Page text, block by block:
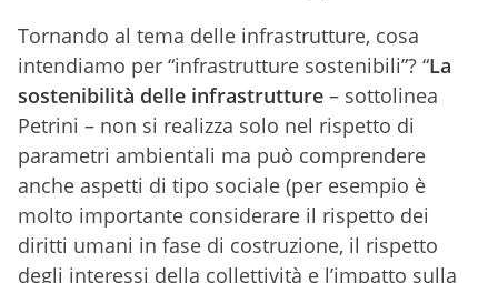
Tornando al tema delle infrastrutture, cosa
intendiamo per “infrastrutture sostenibili”? “La
sostenibilità delle infrastrutture – sottolinea
Petrini – non si realizza solo nel rispetto di
parametri ambientali ma può comprendere
anche aspetti di tipo sociale (per esempio è
molto importante considerare il rispetto dei
diritti umani in fase di costruzione, il rispetto
degli interessi della collettività e l’impatto sulla